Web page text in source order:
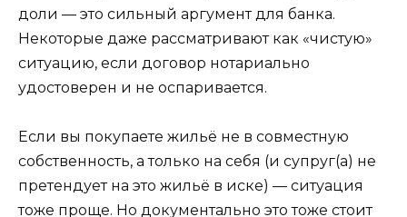
доли — это сильный аргумент для банка.
Некоторые даже рассматривают как «чистую»
ситуацию, если договор нотариально
удостоверен и не оспаривается.
Если вы покупаете жильё не в совместную
собственность, а только на себя (и супруг(а) не
претендует на это жильё в иске) — ситуация
тоже проще. Но документально это тоже стоит